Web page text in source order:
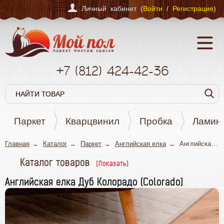
Личный кабинет (Войти/Регистрация)
+7 (812) 424-42-36
Паркет Кварцвинил Пробка
Главная Каталог Паркет Английская елка Английская елка Дуб Колорадо (Colorado)
Каталог товаров
Паркет
Штучный паркет
Паркетная доска
Английская елка Дуб Колорадо (Colorado)